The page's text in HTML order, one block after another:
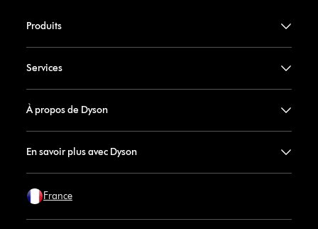
Produits
Services
À propos de Dyson
En savoir plus avec Dyson
France